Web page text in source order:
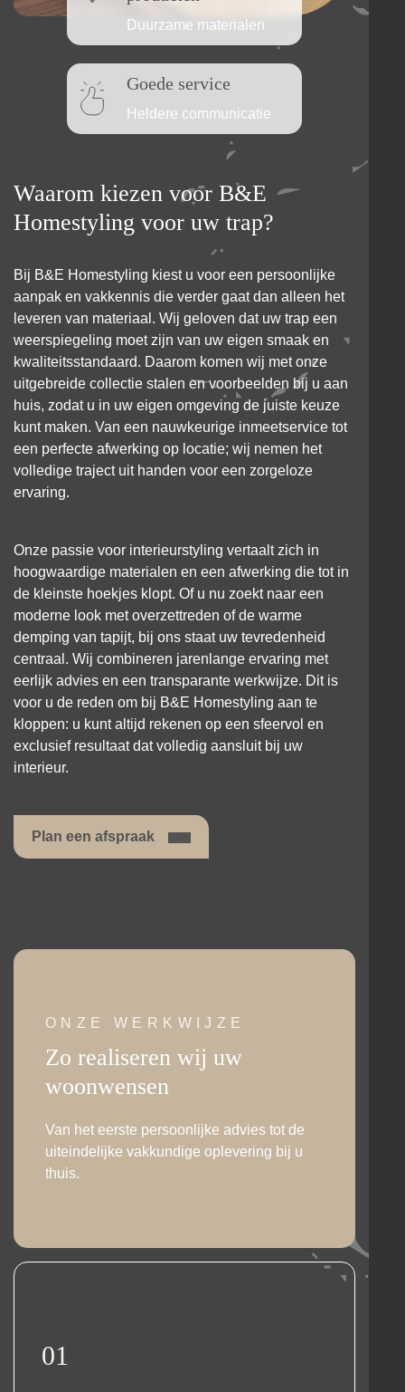
Duurzame materialen
Goede service
Heldere communicatie
Waarom kiezen voor B&E
Homestyling voor uw trap?
Bij B&E Homestyling kiest u voor een persoonlijke
aanpak en vakkennis die verder gaat dan alleen het
leveren van materiaal. Wij geloven dat uw trap een
weerspiegeling moet zijn van uw eigen smaak en
kwaliteitsstandaard. Daarom komen wij met onze
uitgebreide collectie stalen en voorbeelden bij u aan
huis, zodat u in uw eigen omgeving de juiste keuze
kunt maken. Van een nauwkeurige inmeetservice tot
een perfecte afwerking op locatie; wij nemen het
volledige traject uit handen voor een zorgeloze
ervaring.
Onze passie voor interieurstyling vertaalt zich in
hoogwaardige materialen en een afwerking die tot in
de kleinste hoekjes klopt. Of u nu zoekt naar een
moderne look met overzettreden of de warme
demping van tapijt, bij ons staat uw tevredenheid
centraal. Wij combineren jarenlange ervaring met
eerlijk advies en een transparante werkwijze. Dit is
voor u de reden om bij B&E Homestyling aan te
kloppen: u kunt altijd rekenen op een sfeervol en
exclusief resultaat dat volledig aansluit bij uw
interieur.
Plan een afspraak
ONZE WERKWIJZE
Zo realiseren wij uw
woonwensen
Van het eerste persoonlijke advies tot de
uiteindelijke vakkundige oplevering bij u
thuis.
01